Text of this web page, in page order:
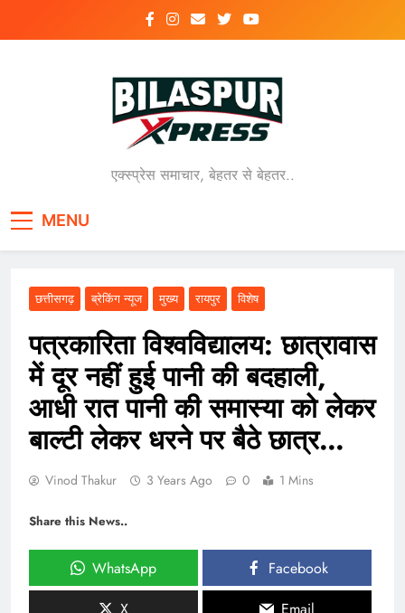
एक्स्प्रेस समाचार, बेहतर से बेहतर..
MENU
छत्तीसगढ़ ब्रेकिंग न्यूज मुख्य रायपुर विशेष
पत्रकारिता विश्वविद्यालय: छात्रावास
में दूर नहीं हुई पानी की बदहाली,
आधी रात पानी की समास्या को लेकर
बाल्टी लेकर धरने पर बैठे छात्र…
Vinod Thakur 3 Years Ago 0 1 Mins
Share this News..
WhatsApp
Facebook